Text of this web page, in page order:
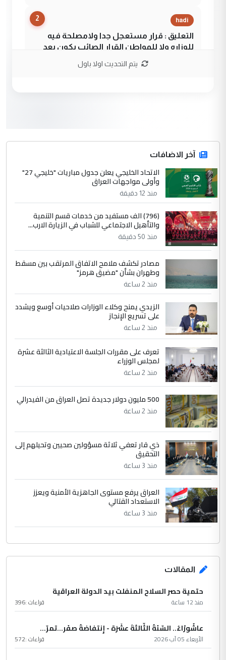
2 hadi
التعليق : قرار مستعجل جدا ولامصلحة فيه
للوزاره ولا للمواطن القرار الصائب يكون بعد
جنسية الرافد الثالث للعراق ومن اصول عريقة
ابا فرات ...
الموضوع :
الجواهري يرد على صدام حسين سل
مضجعيك يابن الزنا (نص كامل)
سردار
التعليق : واحد من عصابة علي ماما يسقط
جنسية الرافد الثالث للعراق ومن اصول عريقة
ابا فرات ...
الجواهري يرد على صدام حسين سل
مضجعيك يابن الزنا (نص كامل)
5 حيدر عاشور
التعليق : تحياتي لك استاذ حامدتركان. كلام
دقيق ومسؤول؛ فالاستثمار الحقيقي للإنسان
الموضوع :
بين الإهمال واغتصاب الأرض.. بلاد
الرافدين تعاني الجفاف والتصحر!!
يتم التحديث اولا باول
آخر الاضافات
الاتحاد الخليجي يعلن جدول مباريات "خليجي 27"
وأولى مواجهات العراق
منذ 12 دقيقة
(796) الف مستفيد من خدمات قسم التنمية
والتأهيل الاجتماعي للشباب في الزيارة الارب...
منذ 50 دقيقة
مصادر تكشف ملامح الاتفاق المرتقب بين مسقط
وطهران بشأن "مضيق هرمز"
منذ 2 ساعة
الزيدي يمنح وكلاء الوزارات صلاحيات أوسع ويشدد
على تسريع الإنجاز
منذ 2 ساعة
تعرف على مقررات الجلسة الاعتيادية الثالثة عشرة
لمجلس الوزراء
منذ 2 ساعة
500 مليون دولار جديدة تصل العراق من الفيدرالي
منذ 2 ساعة
ذي قار تعفي ثلاثة مسؤولين صحيين وتحيلهم إلى
التحقيق
منذ 3 ساعة
العراق يرفع مستوى الجاهزية الأمنية ويعزز
الاستعداد القتالي
منذ 3 ساعة
المقالات
حتمية حصر السلاح المنفلت بيد الدولة العراقية
منذ 12 ساعة قراءات :396
عاشُورْاءُ.. السّنَةُ الثّالثةَ عشَرَة - إِنتفاضةُ صفَر…تمرّ...
الأربعاء 05 آب 2026 قراءات :572